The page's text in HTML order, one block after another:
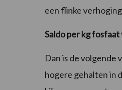
een flinke
Saldo per kg
Dan is de volgende
hogere gehalten in